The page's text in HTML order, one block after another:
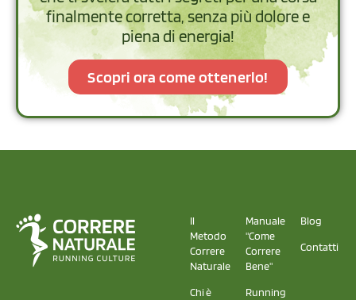
finalmente corretta, senza più dolore e
piena di energia!
Scopri ora come ottenerlo!
Il
Metodo
Correre
Naturale
Chi è
Manuale
"Come
Correre
Bene"
Running
Blog
Contatti